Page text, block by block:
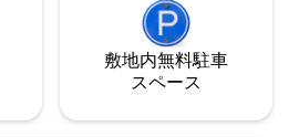
敷地内無料駐⁠車
ス⁠ペ⁠ー⁠ス